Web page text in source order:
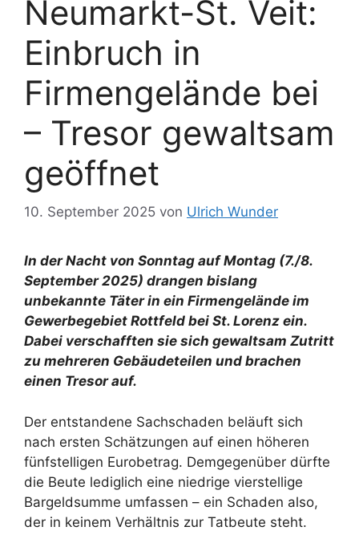
Neumarkt-St. Veit:
Einbruch in
Firmengelände bei
– Tresor gewaltsam
geöffnet
10. September 2025 von Ulrich Wunder
In der Nacht von Sonntag auf Montag (7./8.
September 2025) drangen bislang
unbekannte Täter in ein Firmengelände im
Gewerbegebiet Rottfeld bei St. Lorenz ein.
Dabei verschafften sie sich gewaltsam Zutritt
zu mehreren Gebäudeteilen und brachen
einen Tresor auf.
Der entstandene Sachschaden beläuft sich
nach ersten Schätzungen auf einen höheren
fünfstelligen Eurobetrag. Demgegenüber dürfte
die Beute lediglich eine niedrige vierstellige
Bargeldsumme umfassen – ein Schaden also,
der in keinem Verhältnis zur Tatbeute steht.